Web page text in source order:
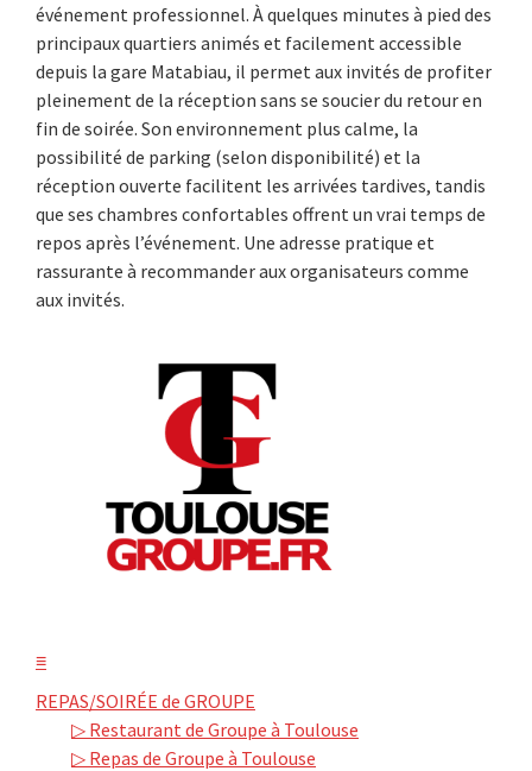
événement professionnel. À quelques minutes à pied des
principaux quartiers animés et facilement accessible
depuis la gare Matabiau, il permet aux invités de profiter
pleinement de la réception sans se soucier du retour en
fin de soirée. Son environnement plus calme, la
possibilité de parking (selon disponibilité) et la
réception ouverte facilitent les arrivées tardives, tandis
que ses chambres confortables offrent un vrai temps de
repos après l’événement. Une adresse pratique et
rassurante à recommander aux organisateurs comme
aux invités.
≡
REPAS/SOIRÉE de GROUPE
▷ Restaurant de Groupe à Toulouse
▷ Repas de Groupe à Toulouse